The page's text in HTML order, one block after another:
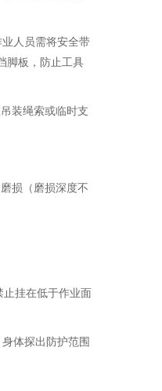
人员需将安全带
脚板，防止工具
装绳索或临时支
损（磨损深度不
止挂在低于作业面
体探出防护范围